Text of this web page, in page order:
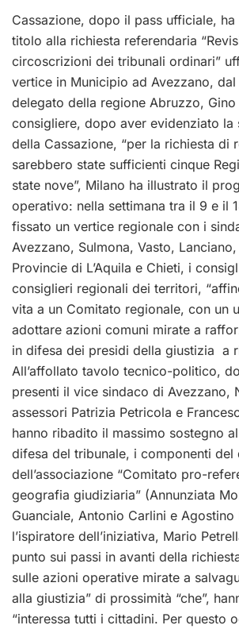
Cassazione, dopo il pass ufficiale, ha
titolo alla richiesta referendaria
circoscrizioni dei tribunali ordinari”
vertice in Municipio ad Avezzano,
delegato della regione Abruzzo, Gino
consigliere, dopo aver evidenziato la
della Cassazione, “per la richiesta di
sarebbero state sufficienti cinque
state nove”, Milano ha illustrato il
operativo: nella settimana tra il 9 e il
fissato un vertice regionale con i
Avezzano, Sulmona, Vasto,
Provincie di L’Aquila e Chieti, i
consiglieri regionali dei territori,
vita a un Comitato regionale, con un
adottare azioni comuni mirate a
in difesa dei presidi della giustizia a
All’affollato tavolo tecnico-politico,
presenti il vice sindaco di Avezzano,
assessori Patrizia Petricola e
hanno ribadito il massimo sostegno
difesa del tribunale, i componenti del
dell’associazione “Comitato pro-
geografia giudiziaria” (Annunziata
Guanciale, Antonio Carlini e Agostino
l’ispiratore dell’iniziativa, Mario
punto sui passi in avanti della
sulle azioni operative mirate a
alla giustizia” di prossimità “che”,
“interessa tutti i cittadini. Per questo